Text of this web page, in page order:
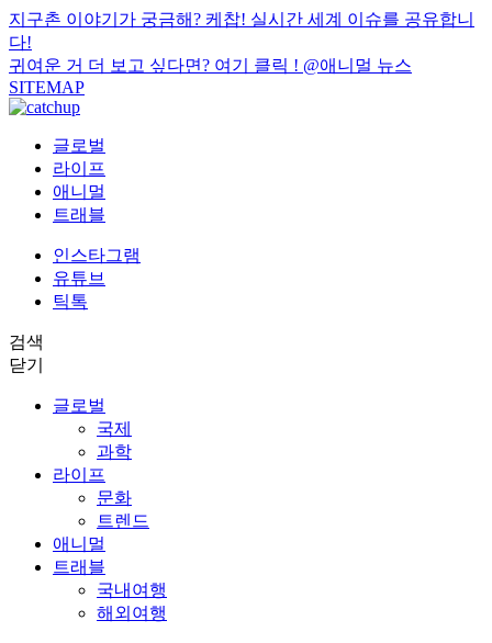
지구촌 이야기가 궁금해? 케찹! 실시간 세계 이슈를 공유합니
다!
귀여운 거 더 보고 싶다면? 여기 클릭 ! @애니멀 뉴스
SITEMAP
글로벌
라이프
애니멀
트래블
인스타그램
유튜브
틱톡
검색
닫기
글로벌
국제
과학
라이프
문화
트렌드
애니멀
트래블
국내여행
해외여행